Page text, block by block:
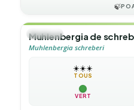
🍃
🌿HERBE
Muhlenbergia de
Muhlenbergia schreberi
☀️☀️☀️
TOUS
VERT